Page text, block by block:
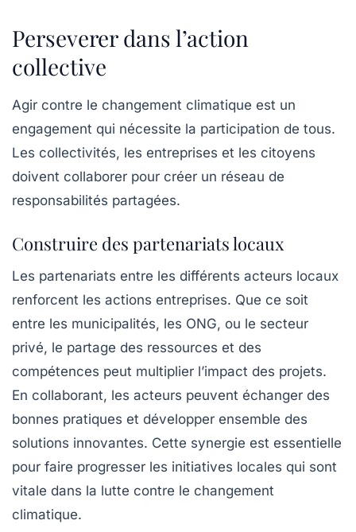
Perseverer dans l’action
collective
Agir contre le changement climatique est un
engagement qui nécessite la participation de tous.
Les collectivités, les entreprises et les citoyens
doivent collaborer pour créer un réseau de
responsabilités partagées.
Construire des partenariats locaux
Les partenariats entre les différents acteurs locaux
renforcent les actions entreprises. Que ce soit
entre les municipalités, les ONG, ou le secteur
privé, le partage des ressources et des
compétences peut multiplier l’impact des projets.
En collaborant, les acteurs peuvent échanger des
bonnes pratiques et développer ensemble des
solutions innovantes. Cette synergie est essentielle
pour faire progresser les initiatives locales qui sont
vitale dans la lutte contre le changement
climatique.